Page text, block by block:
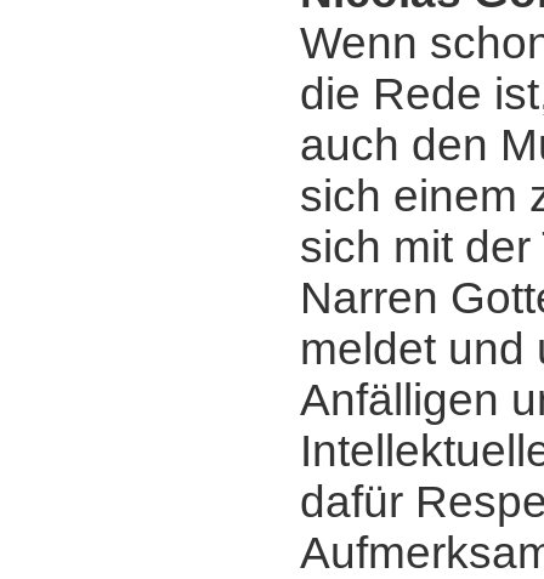
Wenn
die Rede
auch den
sich einem
sich mit der
Narren
meldet und
Anfälligen
dafür